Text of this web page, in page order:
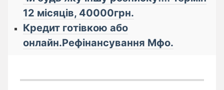
12 місяців, 40000грн.
Кредит готівкою або
онлайн.Рефінансування Мфо.